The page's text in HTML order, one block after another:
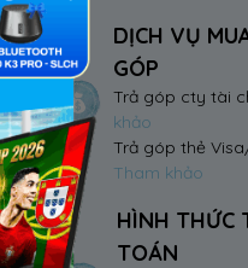
DỊCH VỤ
GÓP
Trả góp cty tài
khảo
Trả góp thẻ
Tham khảo
HÌNH THỨC
TOÁN